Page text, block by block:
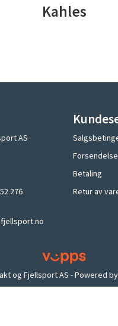
Kahles
AS
276
Betaling
Retur av
og Fjellsport AS - Powered by